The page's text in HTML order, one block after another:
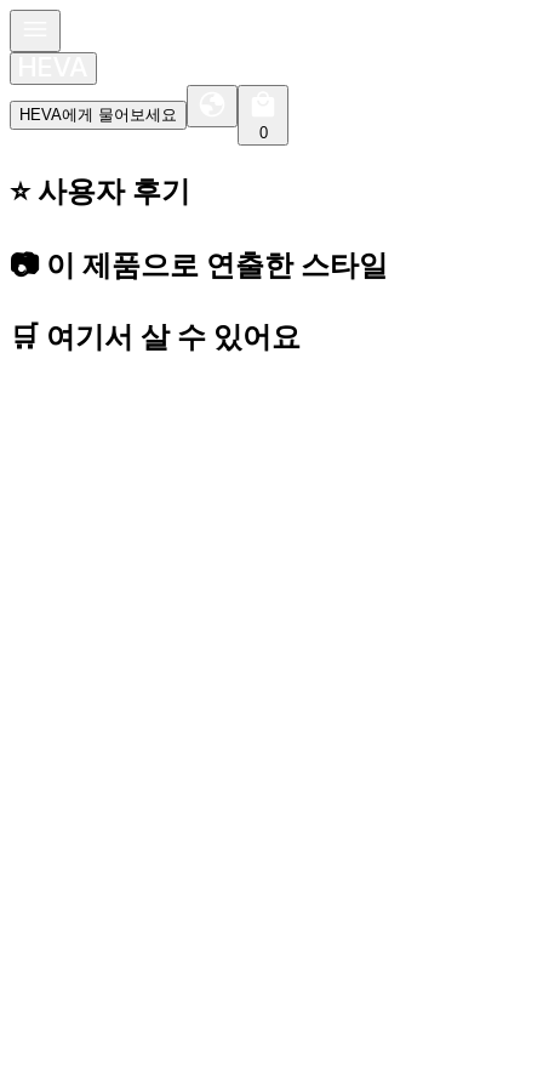
HEVA에게 물어보세요
0
⭐️ 사용자 후기
📷 이 제품으로 연출한 스타일
🛒 여기서 살 수 있어요